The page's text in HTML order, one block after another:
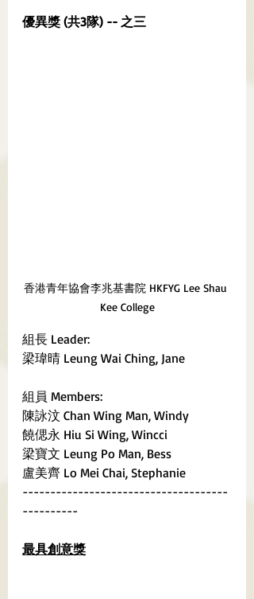
優異獎 (共3隊) -- 之三
香港青年協會李兆基書院 HKFYG Lee Shau
Kee College
組長 Leader:
梁瑋晴 Leung Wai Ching, Jane
組員 Members:
陳詠汶 Chan Wing Man, Windy
饒偲永 Hiu Si Wing, Wincci
梁寶文 Leung Po Man, Bess
盧美齊 Lo Mei Chai, Stephanie
-------------------------------------
----------
最具創意獎